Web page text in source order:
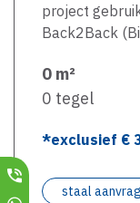
project
Back2Back
0 m²
0 tegel
*exclusief €
staal